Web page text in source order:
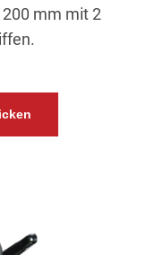
mm mit 2